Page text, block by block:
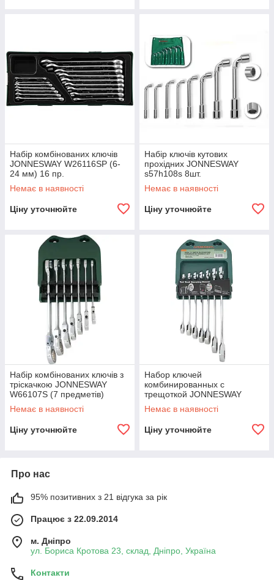
Набір комбінованих ключів
JONNESWAY W26116SP (6-
24 мм) 16 пр.
Немає в наявності
Ціну уточнюйте
Набір ключів кутових
прохідних JONNESWAY
s57h108s 8шт.
Немає в наявності
Ціну уточнюйте
Набір комбінованих ключів з
тріскачкою JONNESWAY
W66107S (7 предметів)
Немає в наявності
Ціну уточнюйте
Набор ключей
комбинированных с
трещоткой JONNESWAY
W45107S (7 предметов)
Немає в наявності
Ціну уточнюйте
Про нас
95% позитивних з 21 відгука за рік
Працює з 22.09.2014
м. Дніпро
ул. Бориса Кротова 23, склад, Дніпро, Україна
Контакти